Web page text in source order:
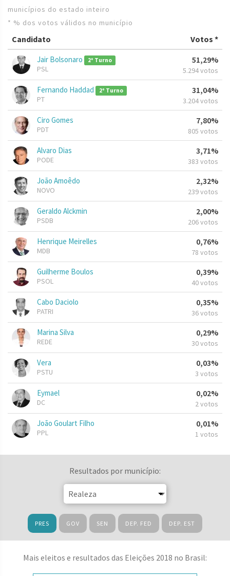
municípios do estado inteiro
* % dos votos válidos no município
Candidato Votos *
Jair Bolsonaro 2º Turno
PSL
51,29%
5.294 votos
Fernando Haddad 2º Turno
PT
31,04%
3.204 votos
Ciro Gomes
PDT
7,80%
805 votos
Alvaro Dias
PODE
3,71%
383 votos
João Amoêdo
NOVO
2,32%
239 votos
Geraldo Alckmin
PSDB
2,00%
206 votos
Henrique Meirelles
MDB
0,76%
78 votos
Guilherme Boulos
PSOL
0,39%
40 votos
Cabo Daciolo
PATRI
0,35%
36 votos
Marina Silva
REDE
0,29%
30 votos
Vera
PSTU
0,03%
3 votos
Eymael
DC
0,02%
2 votos
João Goulart Filho
PPL
0,01%
1 votos
Resultados por município:
PRES GOV SEN DEP. FED DEP. EST
Mais eleitos e resultados das Eleições 2018 no Brasil: